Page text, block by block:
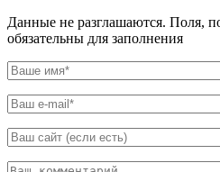
Данные не разглашаются. Поля,
обязательны для заполнения